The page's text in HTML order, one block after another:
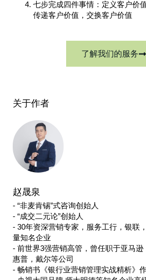
七步完成四件事情：定义客户价
传递客户价值，交换客户价值
了解我们的服务
关于作者
赵晟泉
- “非麦肯锡”式咨询创始人
- “成交二元论”创始人
- 30年资深营销专家，服务工行，银联
量知名企业
- 前世界3强营销高管，曾任职于亚马逊
惠普，戴尔等公司
- 畅销书《银行业营销管理实战精析》